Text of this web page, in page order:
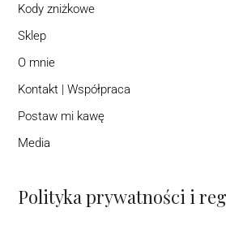
Kody zniżkowe
Sklep
O mnie
Kontakt | Współpraca
Postaw mi kawę
Media
Polityka prywatności i